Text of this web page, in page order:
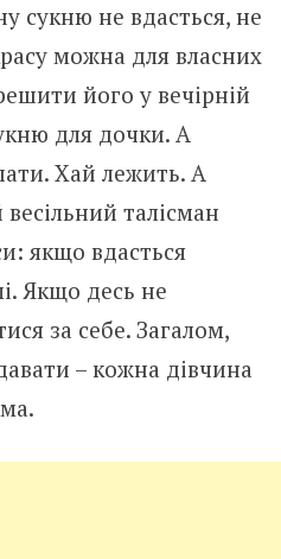
сукню не вдасться, не
можна для власних
його у вечірній
для дочки. А
Хай лежить. А
талісман
якщо вдасться
Якщо десь не
за себе. Загалом,
– кожна дівчина